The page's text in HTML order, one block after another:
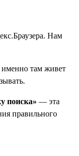
Нам
там живет
поиска» — эта
правильного